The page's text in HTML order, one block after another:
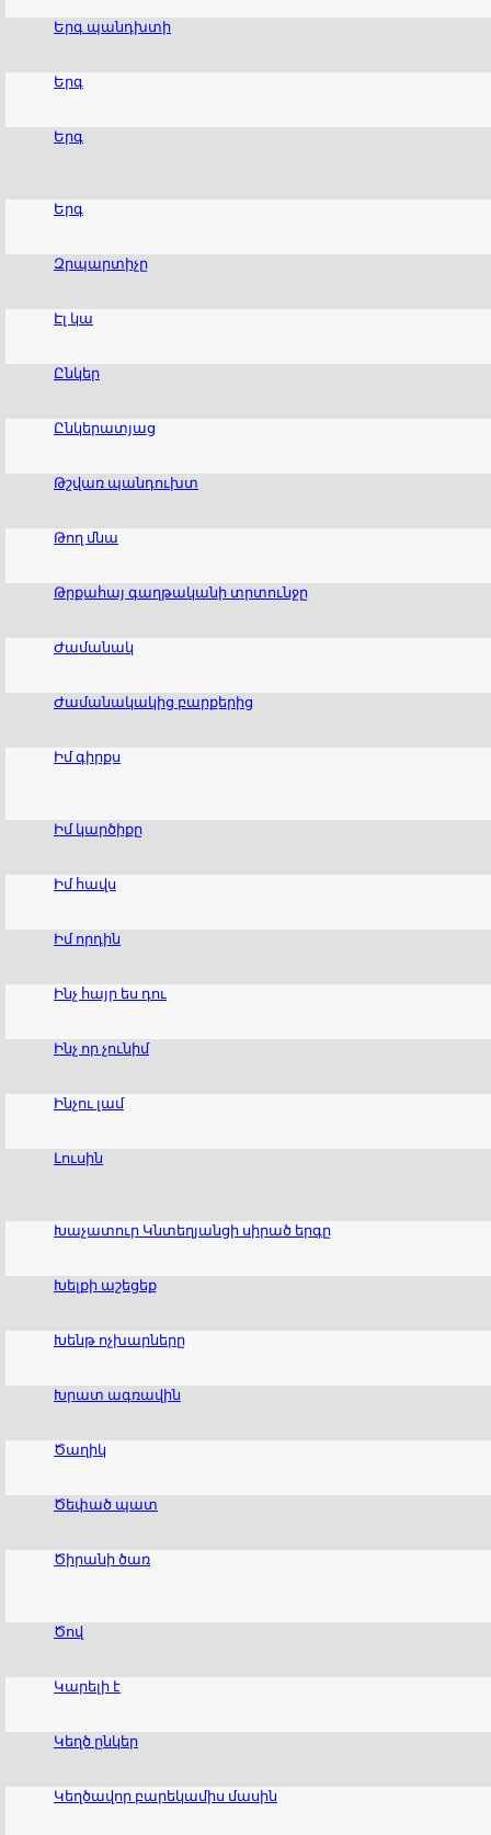
Երգ պանդխտի
Երգ
Երգ
Երգ
Զրպարտիչը
Էլ կա
Ընկեր
Ընկերատյաց
Թշվառ պանդուխտ
Թող մնա
Թրքահայ գաղթականի տրտունջը
Ժամանակ
Ժամանակակից բարքերից
Իմ գիրքս
Իմ կարծիքը
Իմ հավս
Իմ որդին
Ինչ հայր ես դու
Ինչ որ չունիմ
Ինչու լամ
Լուսին
Խաչատուր Կնտեղյանցի սիրած երգը
Խելքի աշեցեք
Խենթ ոչխարները
Խրատ ագռավին
Ծաղիկ
Ծեփած պատ
Ծիրանի ծառ
Ծով
Կարելի է
Կեղծ ընկեր
Կեղծավոր բարեկամիս մասին